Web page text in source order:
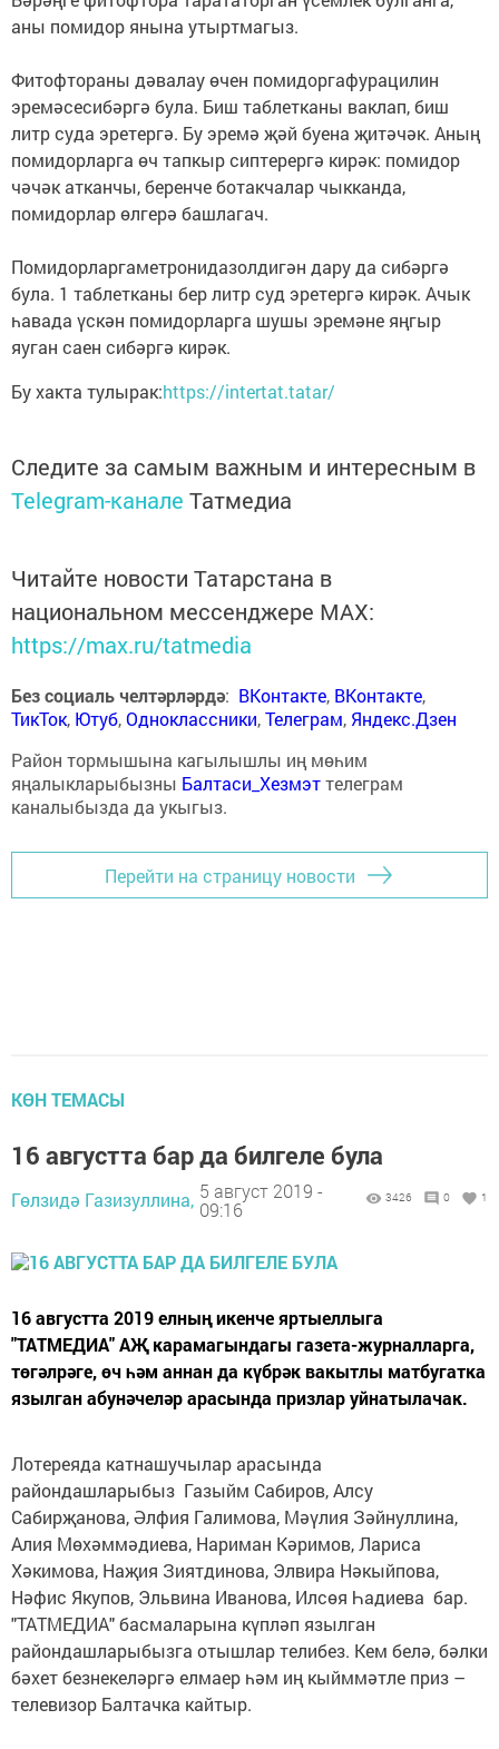
аны помидор янына утыртмагыз.
Фитофтораны дәвалау өчен помидоргафурацилин
эремәсесибәргә була. Биш таблетканы ваклап, биш
литр суда эретергә. Бу эремә җәй буена җитәчәк. Аның
помидорларга өч тапкыр сиптерергә кирәк: помидор
чәчәк атканчы, беренче ботакчалар чыкканда,
помидорлар өлгерә башлагач.
Помидорларгаметронидазолдигән дару да сибәргә
була. 1 таблетканы бер литр суд эретергә кирәк. Ачык
һавада үскән помидорларга шушы эремәне яңгыр
яуган саен сибәргә кирәк.
Бу хакта тулырак:https://intertat.tatar/
Следите за самым важным и интересным в
Telegram-канале Татмедиа
Читайте новости Татарстана в
национальном мессенджере MАХ:
https://max.ru/tatmedia
Без социаль челтәрләрдә: ВКонтакте, ВКонтакте,
ТикТок, Ютуб,Одноклассники,Телеграм, Яндекс.Дзен
Район тормышына кагылышлы иң мөһим
яңалыкларыбызны Балтаси_Хезмэттелеграм
каналыбызда да укыгыз.
Перейти на страницу новости
КӨН ТЕМАСЫ
16 августта бар да билгеле була
Гөлзидә Газизуллина, 5 август 2019 -
09:16
3426 0 1
16 августта 2019 елның икенче яртыеллыга
"ТАТМЕДИА" АҖ карамагындагы газета-журналларга,
төгәлрәге, өч һәм аннан да күбрәк вакытлы матбугатка
язылган абунәчеләр арасында призлар уйнатылачак.
Лотереяда катнашучылар арасында
райондашларыбыз Газыйм Сабиров, Алсу
Сабирҗанова, Әлфия Галимова, Мәүлия Зәйнуллина,
Алия Мөхәммәдиева, Нариман Кәримов, Лариса
Хәкимова, Наҗия Зиятдинова, Элвира Нәкыйпова,
Нәфис Якупов, Эльвина Иванова, Илсөя Һадиева бар.
"ТАТМЕДИА" басмаларына күпләп язылган
райондашларыбызга отышлар телибез. Кем белә, бәлки
бәхет безнекеләргә елмаер һәм иң кыйммәтле приз –
телевизор Балтачка кайтыр.